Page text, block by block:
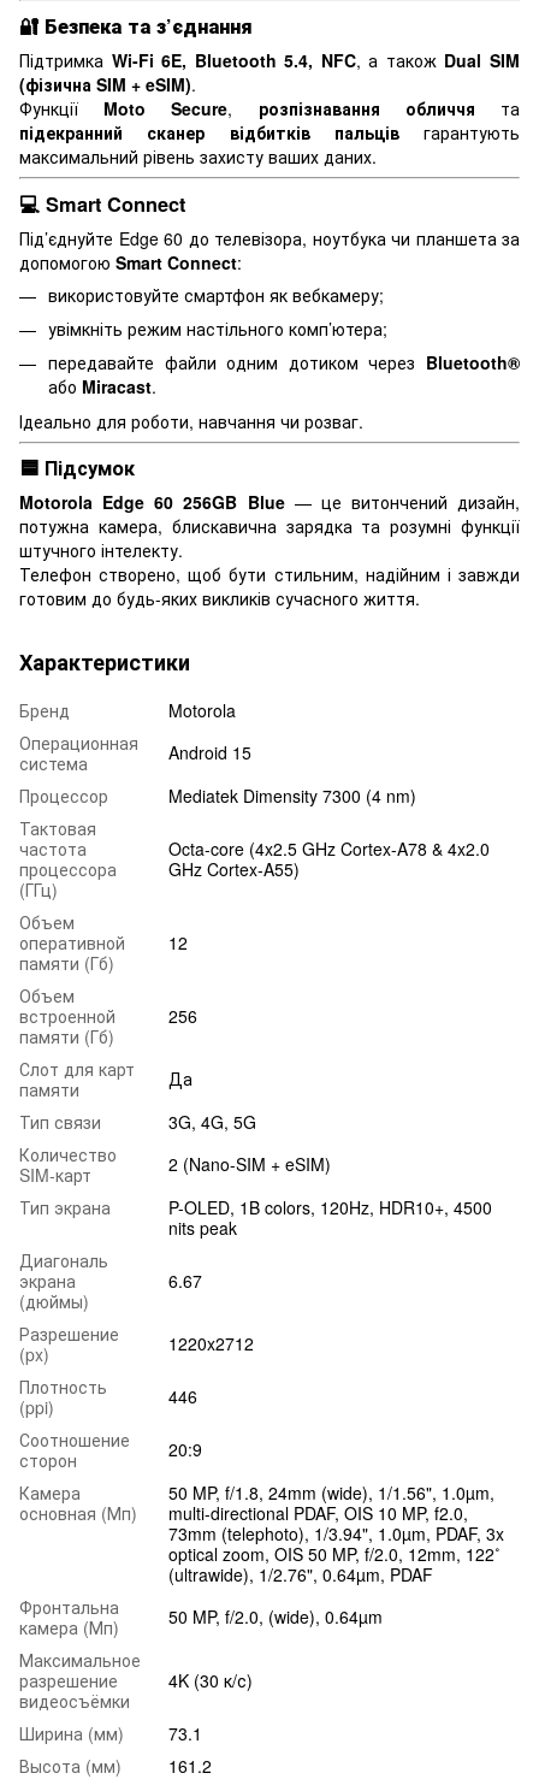
🔐 Безпека та з’єднання
Підтримка Wi-Fi 6E, Bluetooth 5.4, NFC, а також Dual SIM
(фізична SIM + eSIM).
Функції Moto Secure, розпізнавання обличчя та
підекранний сканер відбитків пальцівгарантують
максимальний рівень захисту ваших даних.
💻 Smart Connect
Під’єднуйте Edge 60 до телевізора, ноутбука чи планшета за
допомогою Smart Connect:
використовуйте смартфон як вебкамеру;
увімкніть режим настільного комп’ютера;
передавайте файли одним дотиком через Bluetooth®
або Miracast.
Ідеально для роботи, навчання чи розваг.
🟦 Підсумок
Motorola Edge 60 256GB Blue— це витончений дизайн,
потужна камера, блискавична зарядка та розумні функції
штучного інтелекту.
Телефон створено, щоб бути стильним, надійним і завжди
готовим до будь-яких викликів сучасного життя.
Характеристики
Бренд
Motorola
Операционная
система
Android 15
Процессор
Mediatek Dimensity 7300 (4 nm)
Тактовая
частота
процессора
(ГГц)
Octa-core (4x2.5 GHz Cortex-A78 & 4x2.0
GHz Cortex-A55)
Объем
оперативной
памяти (Гб)
12
Объем
встроенной
памяти (Гб)
256
Слот для карт
памяти
Да
Тип связи
3G, 4G, 5G
Количество
SIM-карт
2 (Nano-SIM + eSIM)
Тип экрана
P-OLED, 1B colors, 120Hz, HDR10+, 4500
nits peak
Диагональ
экрана
(дюймы)
6.67
Разрешение
(px)
1220x2712
Плотность
(ppi)
446
Соотношение
сторон
20:9
Камера
основная (Мп)
50 MP, f/1.8, 24mm (wide), 1/1.56", 1.0µm,
multi-directional PDAF, OIS 10 MP, f2.0,
73mm (telephoto), 1/3.94", 1.0µm, PDAF, 3x
optical zoom, OIS 50 MP, f/2.0, 12mm, 122˚
(ultrawide), 1/2.76", 0.64µm, PDAF
Фронтальна
камера (Мп)
50 MP, f/2.0, (wide), 0.64µm
Максимальное
разрешение
видеосъёмки
4K (30 к/с)
Ширина (мм)
73.1
Высота (мм)
161.2